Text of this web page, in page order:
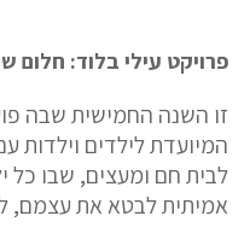
פרויקט עילי בלוד: חלום
זו השנה החמישית שבה
המיועדת לילדים וילדות
לבית חם ומעצים, שבו כל
אמיתית לבטא את עצמם,